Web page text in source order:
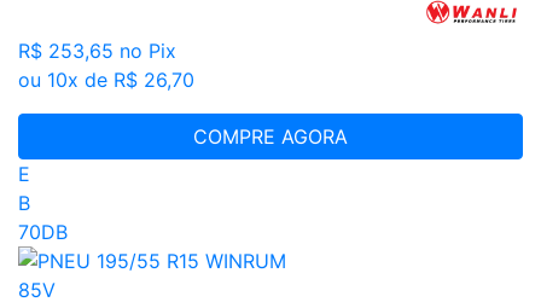
R$ 253,65 no Pix
ou 10x de R$ 26,70
COMPRE AGORA
E
B
70DB